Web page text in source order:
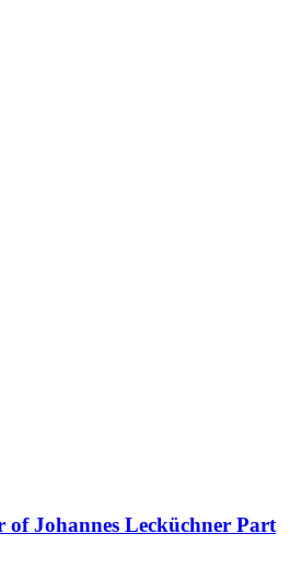
of Johannes Lecküchner Part